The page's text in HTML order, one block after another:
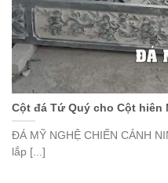
Cột đá Tứ Quý cho Cột
ĐÁ MỸ NGHỆ CHIẾN CẢNH
lắp [...]